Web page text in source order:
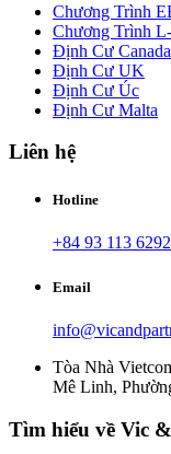
Chương Trình
Chương Trình
Định Cư Canada
Định Cư UK
Định Cư Úc
Định Cư Malta
Liên hệ
Hotline
+84 93 113 6292
Email
Tòa Nhà
Mê Linh,
Tìm hiểu về Vic